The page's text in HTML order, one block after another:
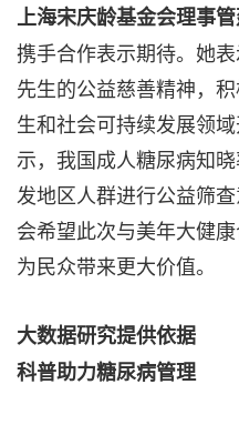
上海宋庆龄基金会理事
携手合作表示期待。她
先生的公益慈善精神，
生和社会可持续发展领
示，我国成人糖尿病知
发地区人群进行公益筛
会希望此次与美年大健
为民众带来更大价值。
大数据研究提供依据
科普助力糖尿病管理